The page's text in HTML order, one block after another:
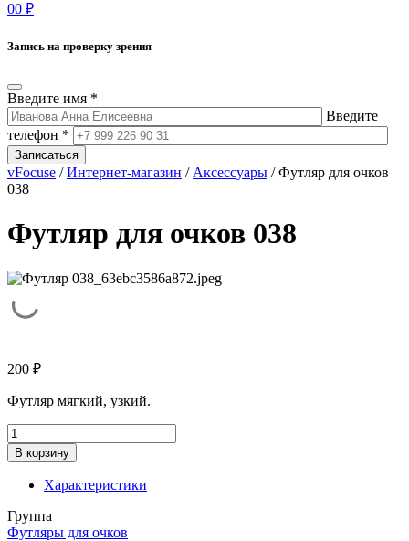
00 ₽
Запись на проверку зрения
Введите имя *
Введите
телефон *
Записаться
vFocuse /Интернет-магазин / Аксессуары / Футляр для очков
038
Футляр для очков 038
200 ₽
Футляр мягкий, узкий.
Количество
товара
Футляр
038
В корзину
Характеристики
Группа
Футляры для очков